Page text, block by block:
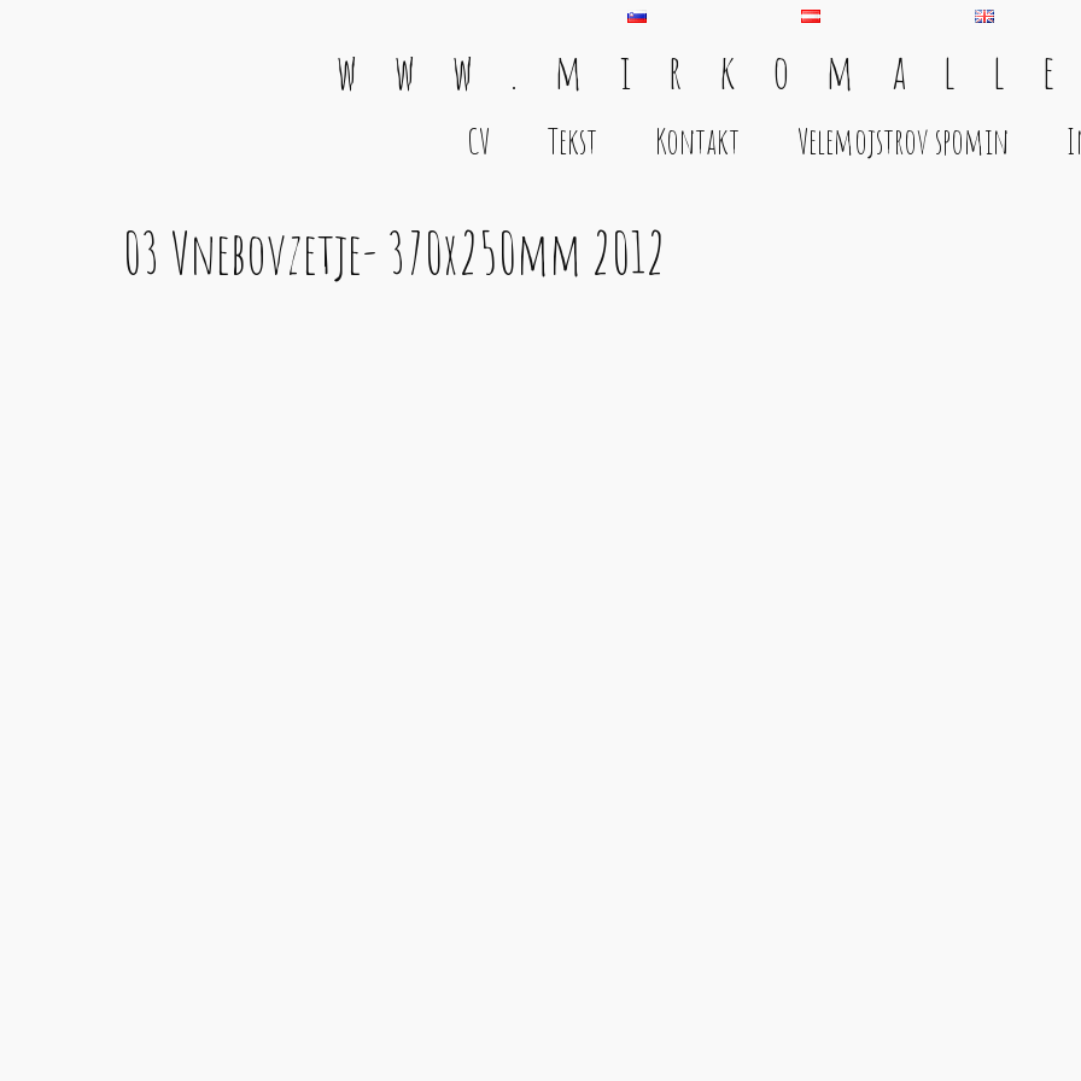
w w w . m i r k o m a l l e
CV Tekst Kontakt Velemojstrov spomin
03 Vnebovzetje- 370x250mm 2012